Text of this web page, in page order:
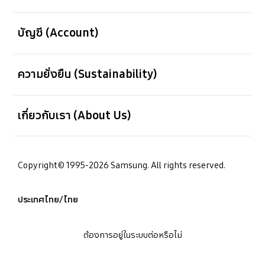
บัญชี (Account)
ความยั่งยืน (Sustainability)
เกี่ยวกับเรา (About Us)
Copyright© 1995-2026 Samsung. All rights reserved.
ประเทศไทย/ไทย
ต้องการอยู่ในระบบต่อหรือไม่